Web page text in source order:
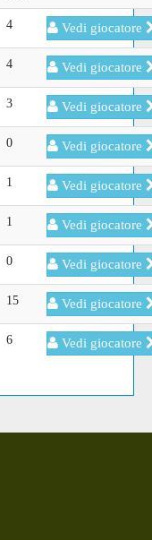
4 Vedi giocatore
4 Vedi giocatore
3 Vedi giocatore
0 Vedi giocatore
1 Vedi giocatore
1 Vedi giocatore
0 Vedi giocatore
15 Vedi giocatore
6 Vedi giocatore